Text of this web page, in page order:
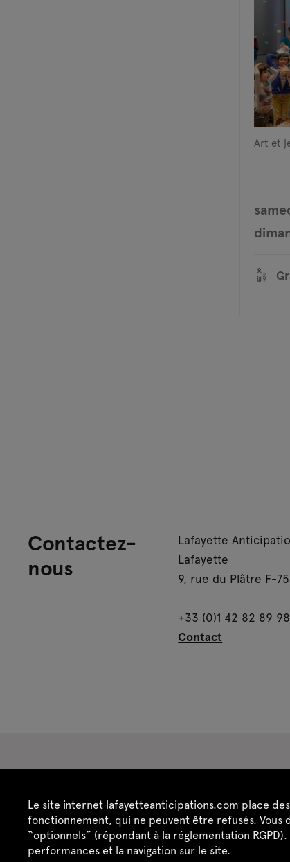
Le site internet lafayetteanticipations.com place
fonctionnement, qui ne peuvent être refusés. Vous
“optionnels” (répondant à la réglementation
performances et la navigation sur le site.
Art et
Contactez-
nous
Lafayette
Lafayette
9, rue du Plâtre F-
+33 (0)1 42 82 89 98
Contact
Crédits Mentions légales Politique de